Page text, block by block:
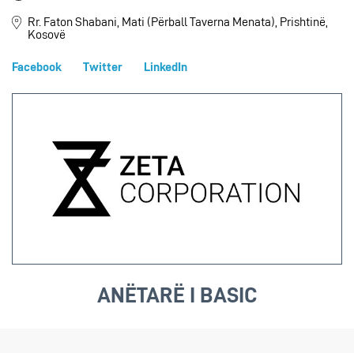
Rr. Faton Shabani, Mati (Përball Taverna Menata), Prishtinë,
Kosovë
Facebook Twitter LinkedIn
ANËTARË I BASIC